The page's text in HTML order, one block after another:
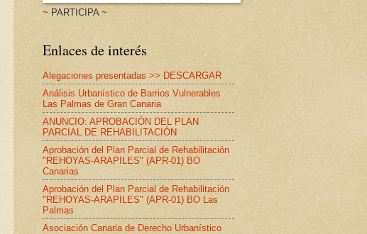
~ PARTICIPA ~
Enlaces de interés
Alegaciones presentadas >> DESCARGAR
Análisis Urbanístico de Barrios Vulnerables
Las Palmas de Gran Canaria
ANUNCIO: APROBACIÓN DEL PLAN
PARCIAL DE REHABILITACIÓN
Aprobación del Plan Parcial de Rehabilitación
"REHOYAS-ARAPILES" (APR-01) BO
Canarias
Aprobación del Plan Parcial de Rehabilitación
"REHOYAS-ARAPILES" (APR-01) BO Las
Palmas
Asociación Canaria de Derecho Urbanístico